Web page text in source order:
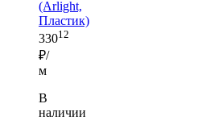
(Arlight,
Пластик)
33012
₽/
м
В
наличии